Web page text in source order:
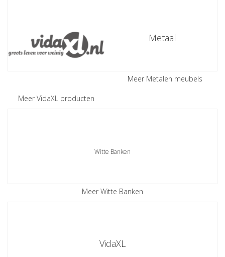
Meer VidaXL producten
Metaal
Meer Metalen meubels
Witte Banken
Meer Witte Banken
VidaXL